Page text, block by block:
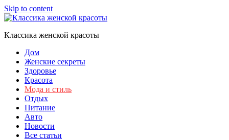
Skip to content
Классика женской красоты
Дом
Женские секреты
Здоровье
Красота
Мода и стиль
Отдых
Питание
Авто
Новости
Все статьи